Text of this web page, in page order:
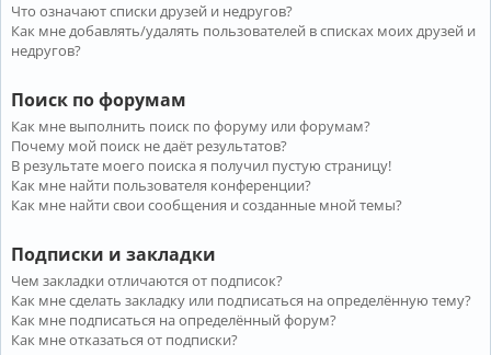
Что означают списки друзей и недругов?
Как мне добавлять/удалять пользователей в списках моих друзей и
недругов?
Поиск по форумам
Как мне выполнить поиск по форуму или форумам?
Почему мой поиск не даёт результатов?
В результате моего поиска я получил пустую страницу!
Как мне найти пользователя конференции?
Как мне найти свои сообщения и созданные мной темы?
Подписки и закладки
Чем закладки отличаются от подписок?
Как мне сделать закладку или подписаться на определённую тему?
Как мне подписаться на определённый форум?
Как мне отказаться от подписки?